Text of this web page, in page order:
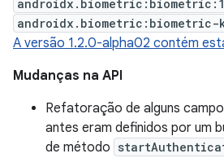
androidx.biometric:biometric-
A versão 1.2.0-alpha02 contém
Mudanças na API
Refatoração de alguns
antes eram definidos por um
de método